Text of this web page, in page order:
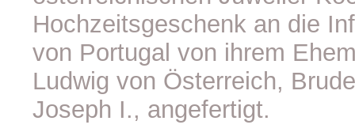
Hochzeitsgeschenk an die
von Portugal von ihrem
Ludwig von Österreich,
Joseph I., angefertigt.